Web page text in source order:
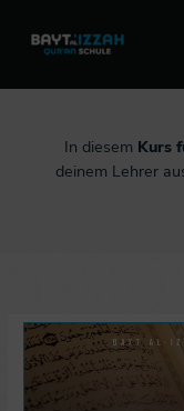
Inhalt
springen
In diesem Kurs
deinem Lehrer
Hāfiz
-
Start: